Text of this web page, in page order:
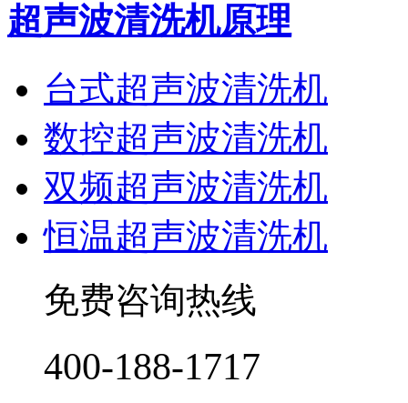
超声波清洗机原理
台式超声波清洗机
数控超声波清洗机
双频超声波清洗机
恒温超声波清洗机
免费咨询热线
400-188-1717